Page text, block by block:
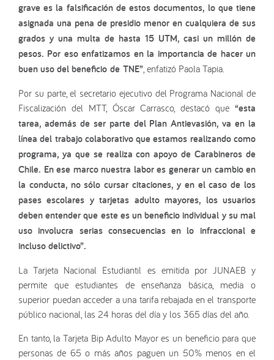
grave es la falsificación de estos documentos, lo que tiene
asignada una pena de presidio menor en cualquiera de sus
grados y una multa de hasta 15 UTM, casi un millón de
pesos. Por eso enfatizamos en la importancia de hacer un
buen uso del beneficio de TNE” , enfatizó Paola Tapia.
Por su parte, el secretario ejecutivo del Programa Nacional de
Fiscalización del MTT, Óscar Carrasco, destacó que “esta
tarea, además de ser parte del Plan Antievasión, va en la
línea del trabajo colaborativo que estamos realizando como
programa, ya que se realiza con apoyo de Carabineros de
Chile. En ese marco nuestra labor es generar un cambio en
la conducta, no sólo cursar citaciones, y en el caso de los
pases escolares y tarjetas adulto mayores, los usuarios
deben entender que este es un beneficio individual y su mal
uso involucra serias consecuencias en lo infraccional e
incluso delictivo”.
La Tarjeta Nacional Estudiantil es emitida por JUNAEB y
permite que estudiantes de enseñanza básica, media o
superior puedan acceder a una tarifa rebajada en el transporte
público nacional, las 24 horas del día y los 365 días del año.
En tanto, la Tarjeta Bip Adulto Mayor es un beneficio para que
personas de 65 o más años paguen un 50% menos en el